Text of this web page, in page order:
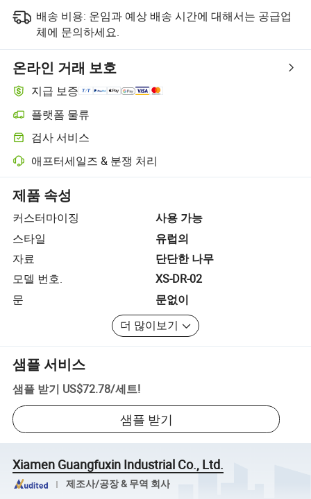
배송 비용: 운임과 예상 배송 시간에 대해서는 공급업
체에 문의하세요.
온라인 거래 보호
지급 보증
플랫폼 물류
플랫폼 지원 물류를 통한 더 명확한 배송 추적
검사 서비스
선택적 선적 전 검사로 품질 및 수량 확인
애프터세일즈 & 분쟁 처리
플랫폼 지원 분쟁 해결, 해당되는 경우 환불 또는 반품 포함.
제품 속성
커스터마이징
사용 가능
스타일
유럽​​의
자료
단단한 나무
모델 번호.
XS-DR-02
문
문없이
더 많이보기
샘플 서비스
샘플 받기 US$72.78/세트!
샘플 받기
Xiamen Guangfuxin Industrial Co., Ltd.
제조사/공장 & 무역 회사